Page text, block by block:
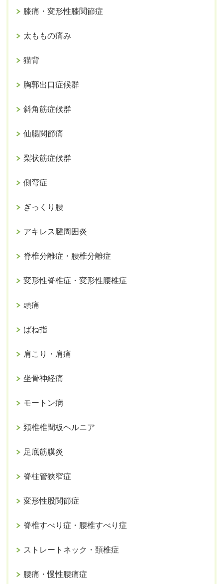
膝痛・変形性膝関節症
太ももの痛み
猫背
胸郭出口症候群
斜角筋症候群
仙腸関節痛
梨状筋症候群
側弯症
ぎっくり腰
アキレス腱周囲炎
脊椎分離症・腰椎分離症
変形性脊椎症・変形性腰椎症
頭痛
ばね指
肩こり・肩痛
坐骨神経痛
モートン病
頚椎椎間板ヘルニア
足底筋膜炎
脊柱管狭窄症
変形性股関節症
脊椎すべり症・腰椎すべり症
ストレートネック・頚椎症
腰痛・慢性腰痛症